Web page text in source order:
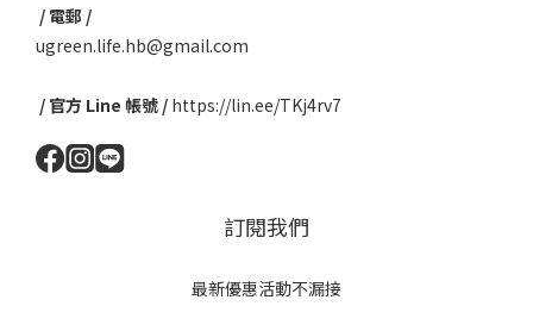
/ 電郵 /
ugreen.life.hb@gmail.com
/ 官方 Line 帳號 / https://lin.ee/TKj4rv7
訂閱我們
最新優惠活動不漏接